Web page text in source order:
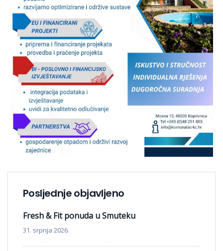
Posljednje objavljeno
Fresh & Fit ponuda u Smuteku
31. srpnja 2026.